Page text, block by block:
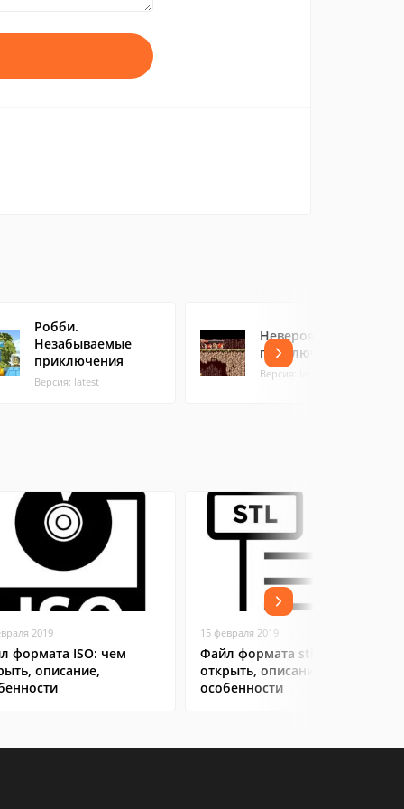
Робби.
Незабываемые
приключения
Версия: latest
Невероятные
приключения Ники
Версия: latest
2019
формата ISO: чем
описание,
15 февраля 2019
Файл формата stl: чем
открыть, описания,
особенности